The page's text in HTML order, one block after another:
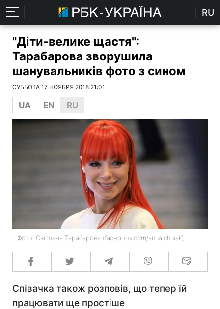
RU
"Діти-велике щастя":
Тарабарова зворушила
шанувальників фото з сином
СУББОТА 17 НОЯБРЯ 2018 21:01
UA EN RU
Фото: Світлана Тарабарова (facebook.com/anna.chuiak)
Співачка також розповів, що тепер їй
працювати ще простіше